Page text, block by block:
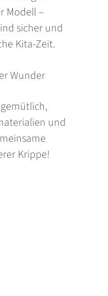
Modell –
sicher und
Kita-Zeit.
und
Krippe!